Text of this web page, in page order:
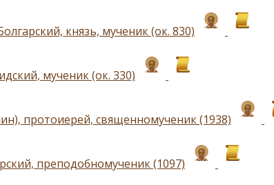
князь, мученик (ок. 830)
мученик (ок. 330)
протоиерей, священномученик (1938)
преподобномученик (1097)